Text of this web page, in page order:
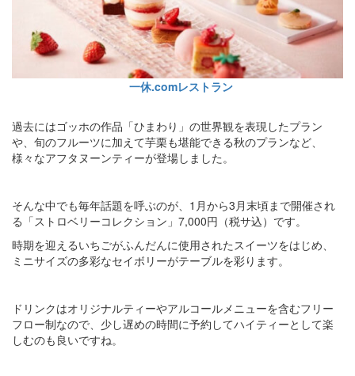
一休.comレストラン
過去にはゴッホの作品「ひまわり」の世界観を表現したプラン
や、旬のフルーツに加えて芋栗も堪能できる秋のプランなど、
様々なアフタヌーンティーが登場しました。
そんな中でも毎年話題を呼ぶのが、1月から3月末頃まで開催され
る「ストロベリーコレクション」7,000円（税サ込）です。
時期を迎えるいちごがふんだんに使用されたスイーツをはじめ、
ミニサイズの多彩なセイボリーがテーブルを彩ります。
ドリンクはオリジナルティーやアルコールメニューを含むフリー
フロー制なので、少し遅めの時間に予約してハイティーとして楽
しむのも良いですね。